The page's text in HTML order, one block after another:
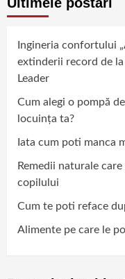
Ingineria confortului
extinderii record de
Leader
Cum alegi o pompă
locuința ta?
Iata cum poti manca
Remedii naturale
copilului
Cum te poti reface
Alimente pe care le